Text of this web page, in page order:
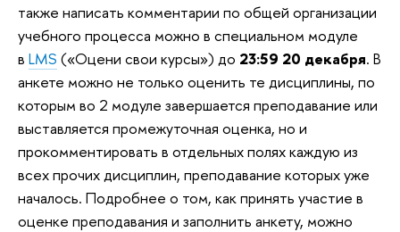
также написать комментарии по общей организации
учебного процесса можно в специальном модуле
в LMS («Оцени свои курсы») до 23:59 20 декабря. В
анкете можно не только оценить те дисциплины, по
которым во 2 модуле завершается преподавание или
выставляется промежуточная оценка, но и
прокомментировать в отдельных полях каждую из
всех прочих дисциплин, преподавание которых уже
началось. Подробнее о том, как принять участие в
оценке преподавания и заполнить анкету, можно